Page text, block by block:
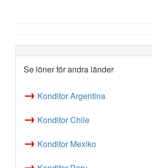
Se löner för andra länder
→ Konditor Argentina
→ Konditor Chile
→ Konditor Mexiko